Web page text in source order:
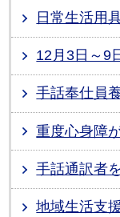
日常生活用
12月3日～9
手話奉仕員
重度心身障
手話通訳者
地域生活支